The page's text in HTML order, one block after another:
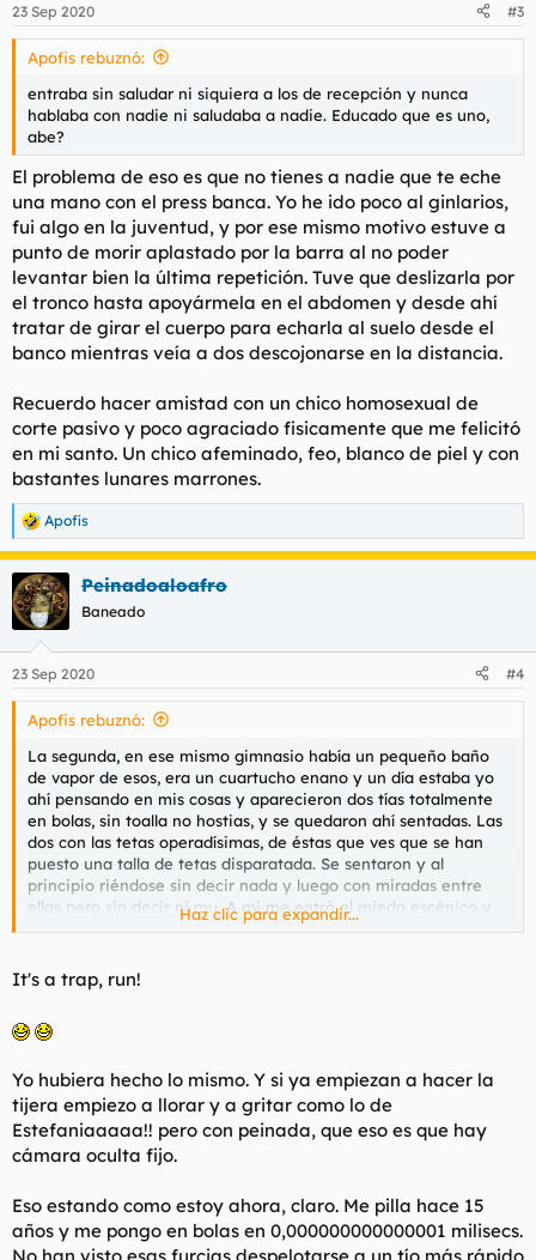
e
s
23 Sep 2020 #3
Apofis rebuznó:
entraba sin saludar ni siquiera a los de recepción y nunca
hablaba con nadie ni saludaba a nadie. Educado que es uno,
abe?
El problema de eso es que no tienes a nadie que te eche
una mano con el press banca. Yo he ido poco al ginlarios,
fui algo en la juventud, y por ese mismo motivo estuve a
punto de morir aplastado por la barra al no poder
levantar bien la última repetición. Tuve que deslizarla por
el tronco hasta apoyármela en el abdomen y desde ahí
tratar de girar el cuerpo para echarla al suelo desde el
banco mientras veía a dos descojonarse en la distancia.
Recuerdo hacer amistad con un chico homosexual de
corte pasivo y poco agraciado fisicamente que me felicitó
en mi santo. Un chico afeminado, feo, blanco de piel y con
bastantes lunares marrones.
R
e
a
c
c
i
e
s
Apofis
Peinadoaloafro
Baneado
23 Sep 2020 #4
Apofis rebuznó:
La segunda, en ese mismo gimnasio había un pequeño baño
de vapor de esos, era un cuartucho enano y un día estaba yo
ahí pensando en mis cosas y aparecieron dos tías totalmente
en bolas, sin toalla no hostias, y se quedaron ahí sentadas. Las
dos con las tetas operadísimas, de éstas que ves que se han
puesto una talla de tetas disparatada. Se sentaron y al
principio riéndose sin decir nada y luego con miradas entre
ellas pero sin decir ni mu. A mi me entró el miedo escénico y
me fui de allí sin mirar atrás. Desconozco si eran putas reales y
eran un poco zorras
Haz clic para expandir...
It's a trap, run!
Yo hubiera hecho lo mismo. Y si ya empiezan a hacer la
tijera empiezo a llorar y a gritar como lo de
Estefaniaaaaa!! pero con peinada, que eso es que hay
cámara oculta fijo.
Eso estando como estoy ahora, claro. Me pilla hace 15
años y me pongo en bolas en 0,000000000000001 milisecs.